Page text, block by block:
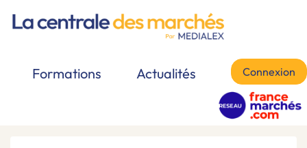
Formations Actualités Connexion